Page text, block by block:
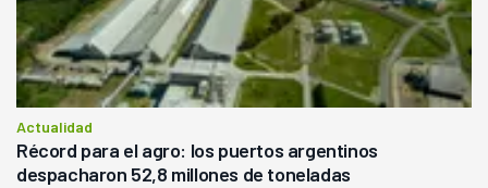
Actualidad
Récord para el agro: los puertos argentinos
despacharon 52,8 millones de toneladas